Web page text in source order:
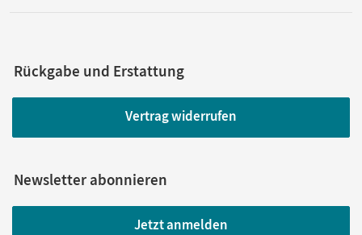
Rückgabe und Erstattung
Vertrag widerrufen
Newsletter abonnieren
Jetzt anmelden